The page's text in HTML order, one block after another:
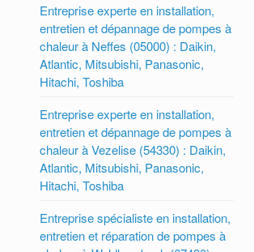
Entreprise experte en installation,
entretien et dépannage de pompes à
chaleur à Neffes (05000) : Daikin,
Atlantic, Mitsubishi, Panasonic,
Hitachi, Toshiba
Entreprise experte en installation,
entretien et dépannage de pompes à
chaleur à Vezelise (54330) : Daikin,
Atlantic, Mitsubishi, Panasonic,
Hitachi, Toshiba
Entreprise spécialiste en installation,
entretien et réparation de pompes à